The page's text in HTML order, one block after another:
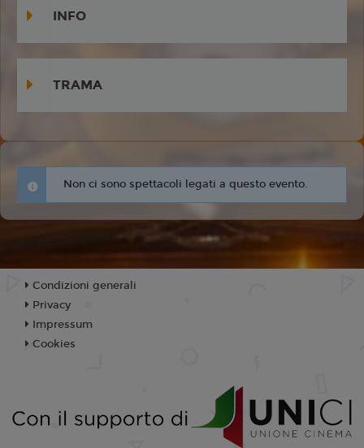
INFO
TRAMA
Non ci sono spettacoli legati a questo evento.
Condizioni generali
Privacy
Impressum
Cookies